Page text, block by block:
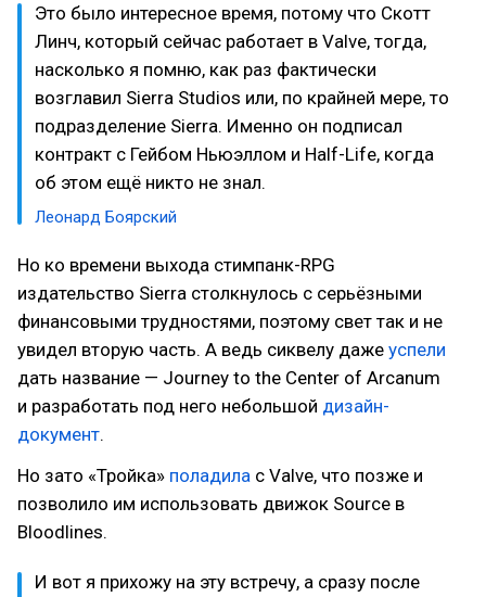
Это было интересное время, потому что Скотт
Линч, который сейчас работает в Valve, тогда,
насколько я помню, как раз фактически
возглавил Sierra Studios или, по крайней мере, то
подразделение Sierra. Именно он подписал
контракт с Гейбом Ньюэллом и Half-Life, когда
об этом ещё никто не знал.
Леонард Боярский
Но ко времени выхода стимпанк-RPG
издательство Sierra столкнулось с серьёзными
финансовыми трудностями, поэтому свет так и не
увидел вторую часть. А ведь сиквелу даже успели
дать название — Journey to the Center of Arcanum
и разработать под него небольшой дизайн-
документ.
Но зато «Тройка» поладила с Valve, что позже и
позволило им использовать движок Source в
Bloodlines.
И вот я прихожу на эту встречу, а сразу после